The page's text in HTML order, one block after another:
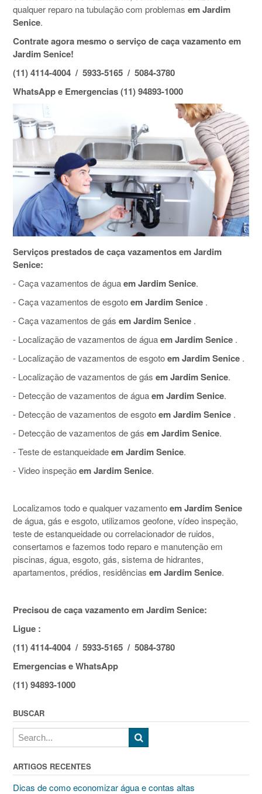
qualquer reparo na tubulação com problemas em Jardim
Senice.
Contrate agora mesmo o serviço de caça vazamento em
Jardim Senice!
(11) 4114-4004 / 5933-5165 / 5084-3780
WhatsApp e Emergencias (11) 94893-1000
Serviços prestados de caça vazamentos em Jardim
Senice:
- Caça vazamentos de águaem Jardim Senice.
- Caça vazamentos de esgotoem Jardim Senice .
- Caça vazamentos de gás em Jardim Senice .
- Localização de vazamentos de águaem Jardim Senice .
- Localização de vazamentos de esgotoem Jardim Senice .
- Localização de vazamentos de gás em Jardim Senice.
- Detecção de vazamentos de águaem Jardim Senice.
- Detecção de vazamentos de esgotoem Jardim Senice .
- Detecção de vazamentos de gás em Jardim Senice.
- Teste de estanqueidadeem Jardim Senice.
- Video inspeçãoem Jardim Senice.
Localizamos todo e qualquer vazamentoem Jardim Senice
de água, gás e esgoto, utilizamos geofone, vídeo inspeção,
teste de estanqueidade ou correlacionador de ruidos,
consertamos e fazemos todo reparo e manutenção em
piscinas, água, esgoto, gás, sistema de hidrantes,
apartamentos, prédios, residências em Jardim Senice.
Precisou de caça vazamento em Jardim Senice:
Ligue :
(11) 4114-4004 / 5933-5165 / 5084-3780
Emergencias e WhatsApp
(11) 94893-1000
BUSCAR
ARTIGOS RECENTES
Dicas de como economizar água e contas altas